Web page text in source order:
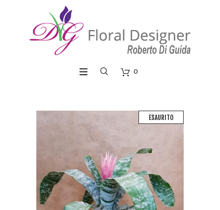
0
ESAURITO